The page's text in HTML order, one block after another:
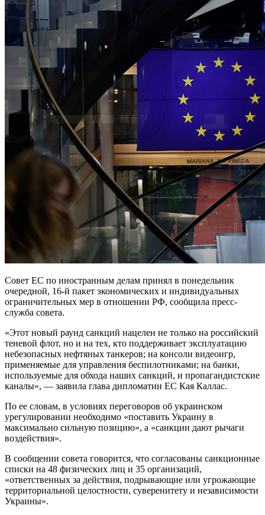
Совет ЕС по иностранным делам принял в понедельник
очередной, 16-й пакет экономических и индивидуальных
ограничительных мер в отношении РФ, сообщила пресс-
служба совета.
«Этот новый раунд санкций нацелен не только на российский
теневой флот, но и на тех, кто поддерживает эксплуатацию
небезопасных нефтяных танкеров; на консоли видеоигр,
применяемые для управления беспилотниками; на банки,
используемые для обхода наших санкций, и пропагандистские
каналы», — заявила глава дипломатии ЕС Кая Каллас.
По ее словам, в условиях переговоров об украинском
урегулировании необходимо «поставить Украину в
максимально сильную позицию», а «санкции дают рычаги
воздействия».
В сообщении совета говорится, что согласованы санкционные
списки на 48 физических лиц и 35 организаций,
«ответственных за действия, подрывающие или угрожающие
территориальной целостности, суверенитету и независимости
Украины».